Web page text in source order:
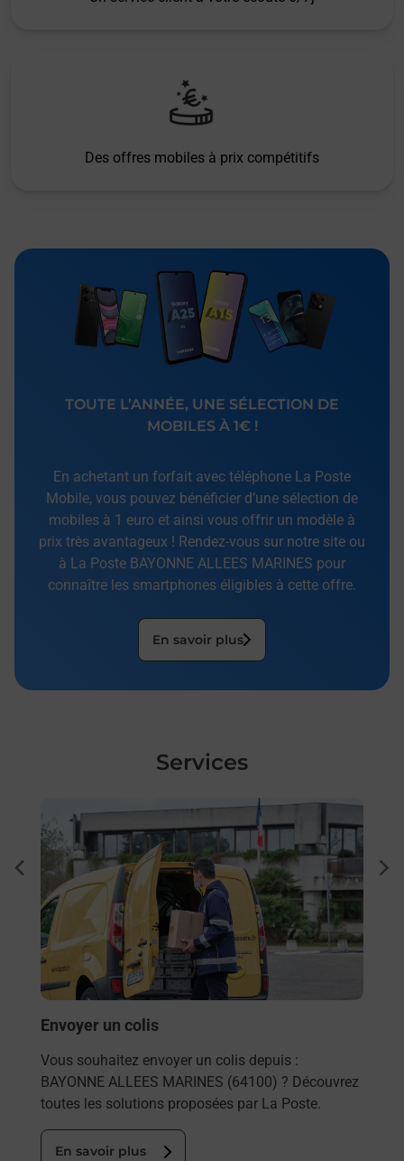
Des offres mobiles à prix compétitifs
TOUTE L’ANNÉE, UNE SÉLECTION DE
MOBILES À 1€ !
En achetant un forfait avec téléphone La Poste
Mobile, vous pouvez bénéficier d’une sélection de
mobiles à 1 euro et ainsi vous offrir un modèle à
prix très avantageux ! Rendez-vous sur notre site ou
à La Poste BAYONNE ALLEES MARINES pour
connaître les smartphones éligibles à cette offre.
En savoir plus
Services
En savoir plus
Envoyer un colis
Vous souhaitez envoyer un colis depuis :
BAYONNE ALLEES MARINES (64100) ? Découvrez
toutes les solutions proposées par La Poste.
En savoir plus